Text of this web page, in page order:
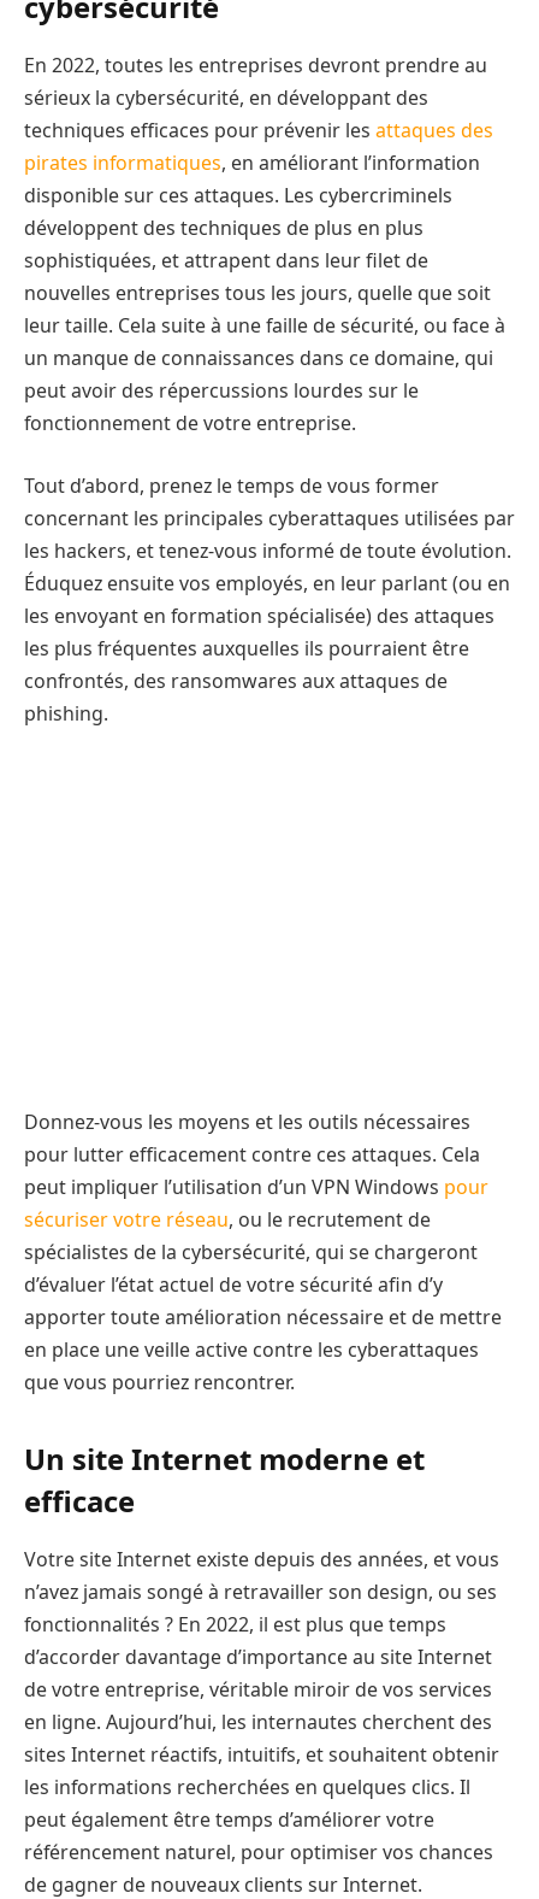
En 2022, toutes les entreprises devront prendre au
sérieux la cybersécurité, en développant des
techniques efficaces pour prévenir les attaques des
pirates informatiques, en améliorant l’information
disponible sur ces attaques. Les cybercriminels
développent des techniques de plus en plus
sophistiquées, et attrapent dans leur filet de
nouvelles entreprises tous les jours, quelle que soit
leur taille. Cela suite à une faille de sécurité, ou face à
un manque de connaissances dans ce domaine, qui
peut avoir des répercussions lourdes sur le
fonctionnement de votre entreprise.
Tout d’abord, prenez le temps de vous former
concernant les principales cyberattaques utilisées par
les hackers, et tenez-vous informé de toute évolution.
Éduquez ensuite vos employés, en leur parlant (ou en
les envoyant en formation spécialisée) des attaques
les plus fréquentes auxquelles ils pourraient être
confrontés, des ransomwares aux attaques de
phishing.
Donnez-vous les moyens et les outils nécessaires
pour lutter efficacement contre ces attaques. Cela
peut impliquer l’utilisation d’un VPN Windows pour
sécuriser votre réseau, ou le recrutement de
spécialistes de la cybersécurité, qui se chargeront
d’évaluer l’état actuel de votre sécurité afin d’y
apporter toute amélioration nécessaire et de mettre
en place une veille active contre les cyberattaques
que vous pourriez rencontrer.
Un site Internet moderne et
efficace
Votre site Internet existe depuis des années, et vous
n’avez jamais songé à retravailler son design, ou ses
fonctionnalités ? En 2022, il est plus que temps
d’accorder davantage d’importance au site Internet
de votre entreprise, véritable miroir de vos services
en ligne. Aujourd’hui, les internautes cherchent des
sites Internet réactifs, intuitifs, et souhaitent obtenir
les informations recherchées en quelques clics. Il
peut également être temps d’améliorer votre
référencement naturel, pour optimiser vos chances
de gagner de nouveaux clients sur Internet.